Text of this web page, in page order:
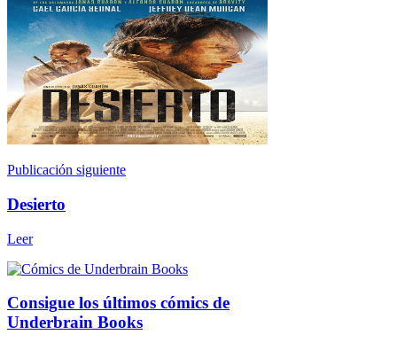
Publicación siguiente
Desierto
Leer
Consigue los últimos cómics de
Underbrain Books